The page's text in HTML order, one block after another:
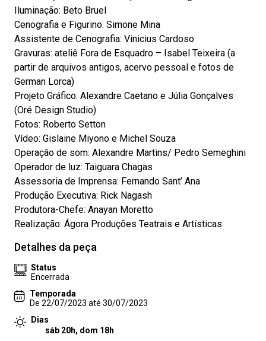
Iluminação: Beto Bruel
Cenografia e Figurino: Simone Mina
Assistente de Cenografia: Vinicius Cardoso
Gravuras: ateliê Fora de Esquadro – Isabel Teixeira (a
partir de arquivos antigos, acervo pessoal e fotos de
German Lorca)
Projeto Gráfico: Alexandre Caetano e Júlia Gonçalves
(Oré Design Studio)
Fotos: Roberto Setton
Vídeo: Gislaine Miyono e Michel Souza
Operação de som: Alexandre Martins/ Pedro Semeghini
Operador de luz: Taiguara Chagas
Assessoria de Imprensa: Fernando Sant’ Ana
Produção Executiva: Rick Nagash
Produtora-Chefe: Anayan Moretto
Realização: Ágora Produções Teatrais e Artísticas
Detalhes da peça
Status
Encerrada
Temporada
De 22/07/2023 até 30/07/2023
Dias
sáb 20h, dom 18h